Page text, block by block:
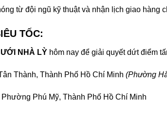
từ đội ngũ kỹ thuật và nhận lịch giao hàng
TỐC:
NHÀ LỲ hôm nay để giải quyết dứt điểm
Thành, Thành Phố Hồ Chí Minh (Phường
Phú Mỹ, Thành Phố Hồ Chí Minh